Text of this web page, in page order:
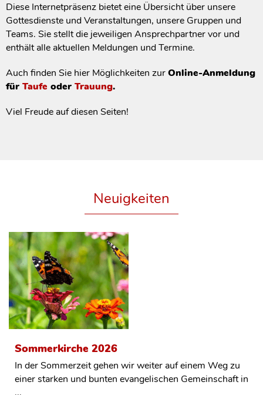
Diese Internetpräsenz bietet eine Übersicht über unsere
Gottesdienste und Veranstaltungen, unsere Gruppen und
Teams. Sie stellt die jeweiligen Ansprechpartner vor und
enthält alle aktuellen Meldungen und Termine.
Auch finden Sie hier Möglichkeiten zurOnline-Anmeldung
für Taufe oder Trauung.
Viel Freude auf diesen Seiten!
Neuigkeiten
Sommerkirche 2026
In der Sommerzeit gehen wir weiter auf einem Weg zu
einer starken und bunten evangelischen Gemeinschaft in